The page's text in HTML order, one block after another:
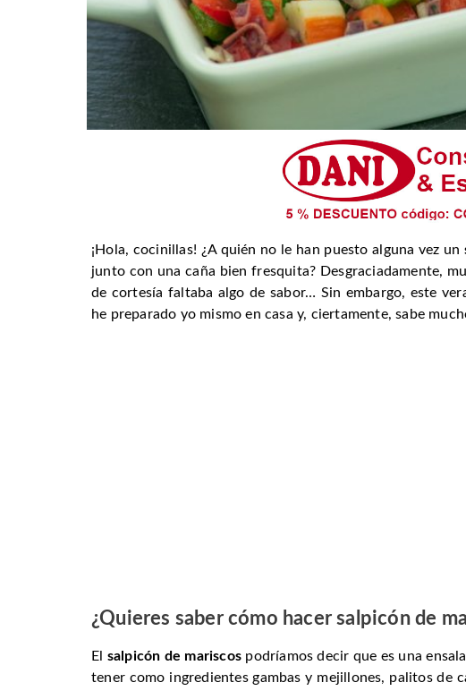
¡Hola, cocinillas! ¿A quién no le han puesto alguna vez un
junto con una caña bien fresquita? Desgraciadamente,
de cortesía faltaba algo de sabor… Sin embargo, este
he preparado yo mismo en casa y, ciertamente, sabe
¿Quieres saber cómo hacer salpicón de
El salpicón de mariscospodríamos decir que es una
tener como ingredientes gambas y mejillones, palitos de